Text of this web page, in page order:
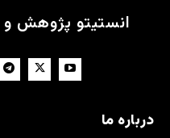
انستیتو پژوهش و
درباره ما